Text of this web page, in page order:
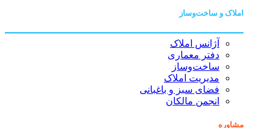
املاک و ساخت‌وساز
آژانس املاک
دفتر معماری
ساخت‌وساز
مدیریت املاک
فضای سبز و باغبانی
انجمن مالکان
مشاوره